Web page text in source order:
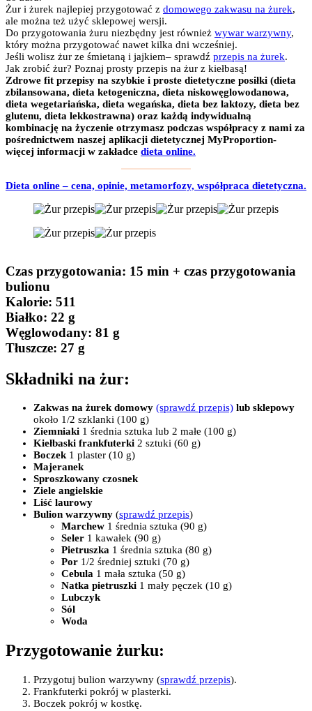
Żur i żurek najlepiej przygotować z domowego zakwasu na żurek,
ale można też użyć sklepowej wersji.
Do przygotowania żuru niezbędny jest również wywar warzywny,
który można przygotować nawet kilka dni wcześniej.
Jeśli wolisz żur ze śmietaną i jajkiem– sprawdź przepis na żurek.
Jak zrobić żur? Poznaj prosty przepis na żur z kiełbasą!
Zdrowe fit przepisy na szybkie i proste dietetyczne posiłki (dieta
zbilansowana, dieta ketogeniczna, dieta niskowęglowodanowa,
dieta wegetariańska, dieta wegańska, dieta bez laktozy, dieta bez
glutenu, dieta lekkostrawna) oraz każdą indywidualną
kombinację na życzenie otrzymasz podczas współpracy z nami za
pośrednictwem naszej aplikacji dietetycznej MyProportion-
więcej informacji w zakładce dieta online.
Dieta online – cena, opinie, metamorfozy, współpraca dietetyczna.
Czas przygotowania: 15 min + czas przygotowania
bulionu
Kalorie: 511
Białko: 22 g
Węglowodany: 81 g
Tłuszcze: 27 g
Składniki na żur:
Zakwas na żurek domowy (sprawdź przepis) lub sklepowy
około 1/2 szklanki (100 g)
Ziemniaki 1 średnia sztuka lub 2 małe (100 g)
Kiełbaski frankfuterki 2 sztuki (60 g)
Boczek1 plaster (10 g)
Majeranek
Sproszkowany czosnek
Ziele angielskie
Liść laurowy
Bulion warzywny (sprawdź przepis)
Marchew 1 średnia sztuka (90 g)
Seler 1 kawałek (90 g)
Pietruszka 1 średnia sztuka (80 g)
Por 1/2 średniej sztuki (70 g)
Cebula 1 mała sztuka (50 g)
Natka pietruszki 1 mały pęczek (10 g)
Lubczyk
Sól
Woda
Przygotowanie żurku:
Przygotuj bulion warzywny (sprawdź przepis).
Frankfuterki pokrój w plasterki.
Boczek pokrój w kostkę.